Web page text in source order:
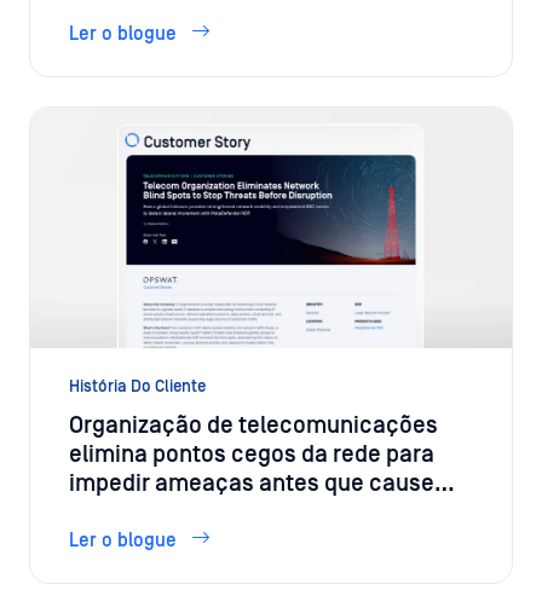
de segurança
Ler o blogue
História Do Cliente
Organização de telecomunicações
elimina pontos cegos da rede para
impedir ameaças antes que causem
Ler o blogue